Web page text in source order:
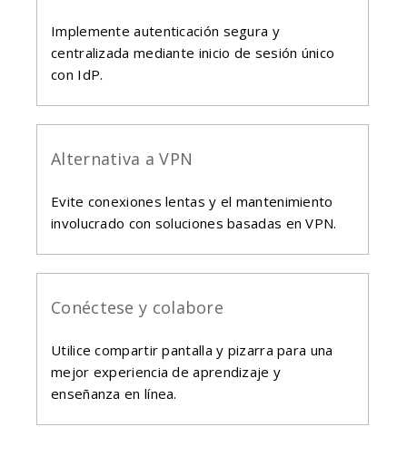
Implemente autenticación segura y
centralizada mediante inicio de sesión único
con IdP.
Alternativa a VPN
Evite conexiones lentas y el mantenimiento
involucrado con soluciones basadas en VPN.
Conéctese y colabore
Utilice compartir pantalla y pizarra para una
mejor experiencia de aprendizaje y
enseñanza en línea.